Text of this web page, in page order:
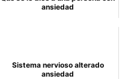
ansiedad
Sistema nervioso alterado
ansiedad